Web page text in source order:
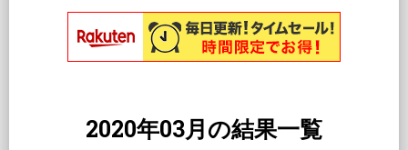
2020年03月の結果一覧